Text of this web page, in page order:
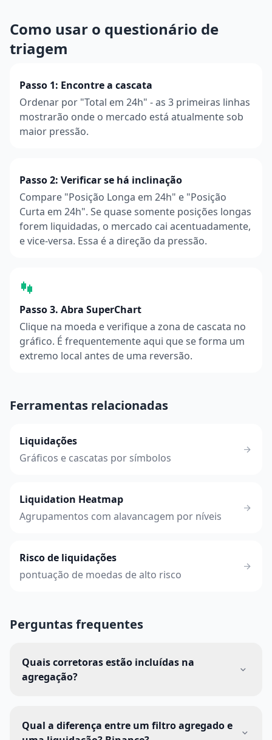
Como usar o questionário de
triagem
Passo 1: Encontre a cascata
Ordenar por "Total em 24h" - as 3 primeiras linhas
mostrarão onde o mercado está atualmente sob
maior pressão.
Passo 2: Verificar se há inclinação
Compare "Posição Longa em 24h" e "Posição
Curta em 24h". Se quase somente posições longas
forem liquidadas, o mercado cai acentuadamente,
e vice-versa. Essa é a direção da pressão.
Passo 3. Abra SuperChart
Clique na moeda e verifique a zona de cascata no
gráfico. É frequentemente aqui que se forma um
extremo local antes de uma reversão.
Ferramentas relacionadas
Liquidações
Gráficos e cascatas por símbolos
Liquidation Heatmap
Agrupamentos com alavancagem por níveis
Risco de liquidações
pontuação de moedas de alto risco
Perguntas frequentes
Quais corretoras estão incluídas na
agregação?
Qual a diferença entre um filtro agregado e